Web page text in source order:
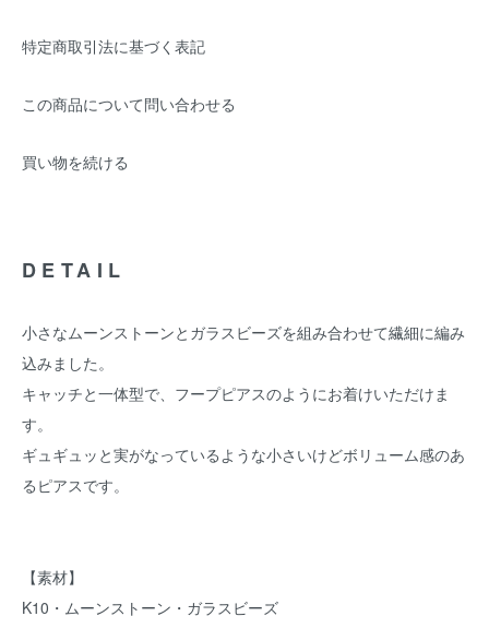
特定商取引法に基づく表記
この商品について問い合わせる
買い物を続ける
DETAIL
小さなムーンストーンとガラスビーズを組み合わせて繊細に編み
込みました。
キャッチと一体型で、フープピアスのようにお着けいただけま
す。
ギュギュッと実がなっているような小さいけどボリューム感のあ
るピアスです。
【素材】
K10・ムーンストーン・ガラスビーズ